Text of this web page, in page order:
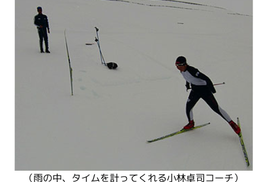
（雨の中、タイムを計ってくれる小林卓司コーチ）